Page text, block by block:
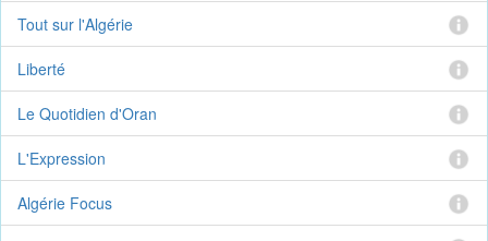
Tout sur l'Algérie
Liberté
Le Quotidien d'Oran
L'Expression
Algérie Focus